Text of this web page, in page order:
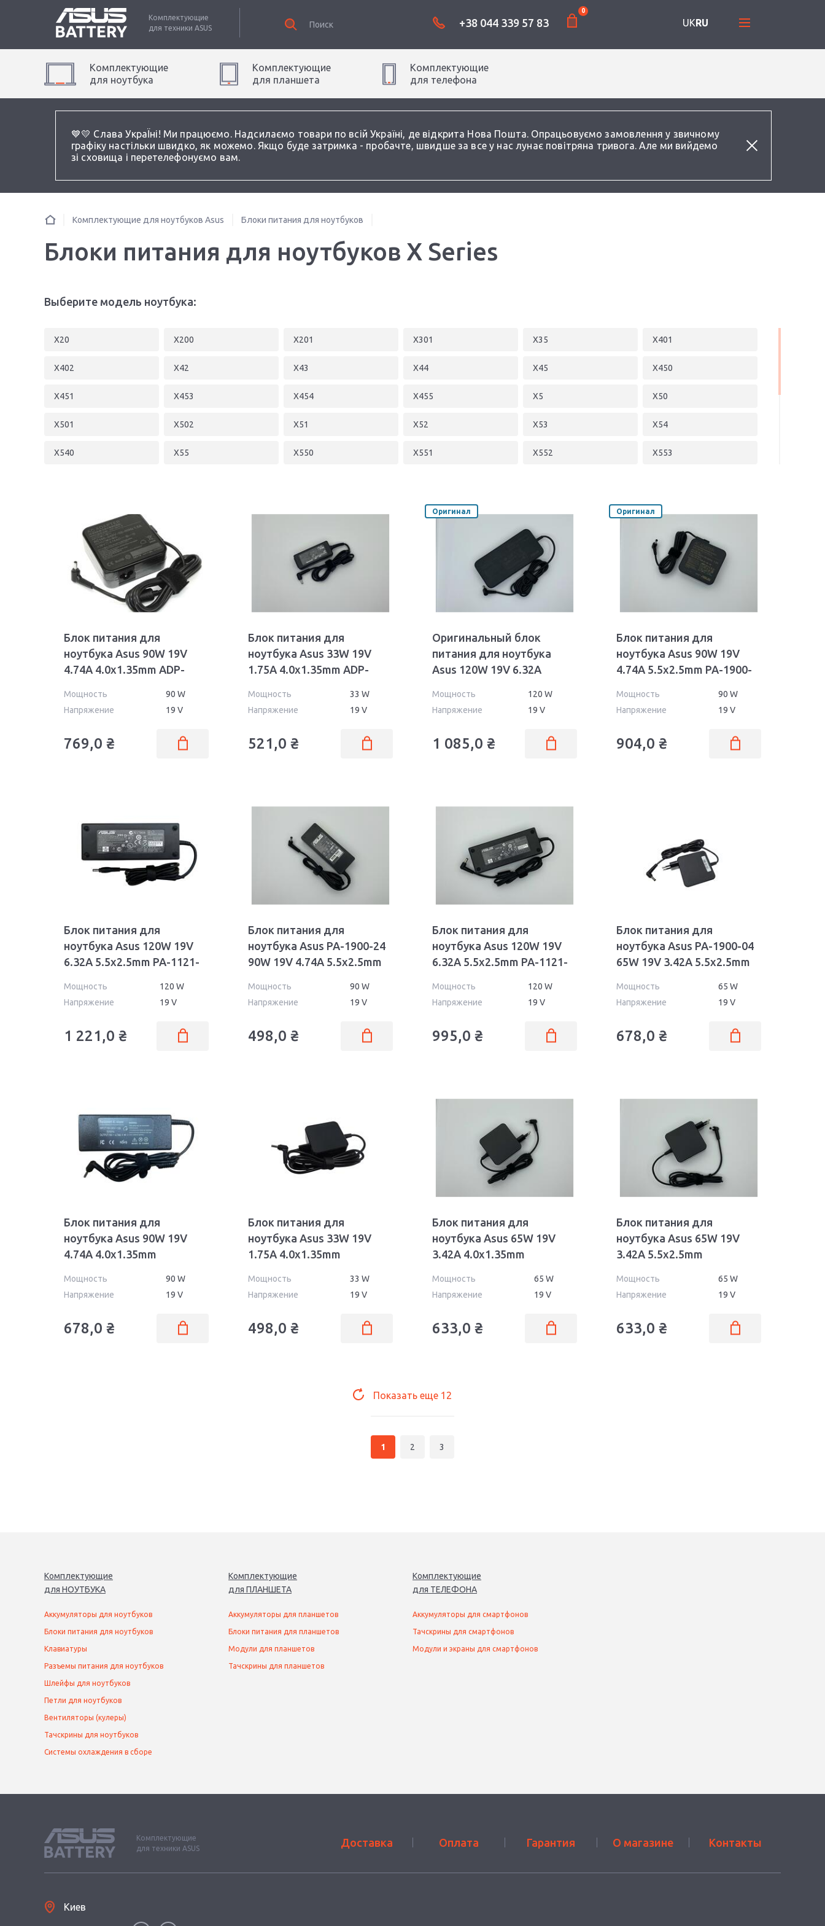
💙💛 Слава УкраЇні! Ми працюємо. Надсилаємо товари по всій Україні, де відкрита Нова Пошта. Опрацьовуємо замовлення у звичному
графіку настільки швидко, як можемо. Якщо буде затримка - пробачте, швидше за все у нас лунає повітряна тривога. Але ми вийдемо
зі сховища і перетелефонуємо вам.
Комплектующие
для техники ASUS +38 044 339 57 83
0
UKRU
Комплектующие
для ноутбука
Комплектующие
для планшета
Комплектующие
для телефона
Комплектующие для ноутбуков Asus Блоки питания для ноутбуков
Блоки питания для ноутбуков X Series
Выберите модель ноутбука:
X20 X200 X201 X301 X35 X401
X402 X42 X43 X44 X45 X450
X451 X453 X454 X455 X5 X50
X501 X502 X51 X52 X53 X54
X540 X55 X550 X551 X552 X553
X64 X7
X75 X750
X751 X756 X77 X80 X82
X84 X93
Блок питания для
ноутбука Asus 90W 19V
4.74A 4.0x1.35mm ADP-
Мощность
90 W
Напряжение
19 V
769,0 ₴
Блок питания для
ноутбука Asus 33W 19V
1.75A 4.0x1.35mm ADP-
Мощность
33 W
Напряжение
19 V
521,0 ₴
Оригинал
Оригинальный блок
питания для ноутбука
Asus 120W 19V 6.32A
Мощность
120 W
Напряжение
19 V
1 085,0 ₴
Оригинал
Блок питания для
ноутбука Asus 90W 19V
4.74A 5.5x2.5mm PA-1900-
Мощность
90 W
Напряжение
19 V
904,0 ₴
Блок питания для
ноутбука Asus 120W 19V
6.32A 5.5x2.5mm PA-1121-
Мощность
120 W
Напряжение
19 V
1 221,0 ₴
Блок питания для
ноутбука Asus PA-1900-24
90W 19V 4.74A 5.5x2.5mm
Мощность
90 W
Напряжение
19 V
498,0 ₴
Блок питания для
ноутбука Asus 120W 19V
6.32A 5.5x2.5mm PA-1121-
Мощность
120 W
Напряжение
19 V
995,0 ₴
Блок питания для
ноутбука Asus PA-1900-04
65W 19V 3.42A 5.5x2.5mm
Мощность
65 W
Напряжение
19 V
678,0 ₴
Блок питания для
ноутбука Asus 90W 19V
4.74A 4.0x1.35mm
Мощность
90 W
Напряжение
19 V
678,0 ₴
Блок питания для
ноутбука Asus 33W 19V
1.75A 4.0x1.35mm
Мощность
33 W
Напряжение
19 V
498,0 ₴
Блок питания для
ноутбука Asus 65W 19V
3.42A 4.0x1.35mm
Мощность
65 W
Напряжение
19 V
633,0 ₴
Блок питания для
ноутбука Asus 65W 19V
3.42A 5.5x2.5mm
Мощность
65 W
Напряжение
19 V
633,0 ₴
Показать еще 12
1 2 3
Комплектующие
для НОУТБУКА
Аккумуляторы для ноутбуков
Блоки питания для ноутбуков
Клавиатуры
Разъемы питания для ноутбуков
Шлейфы для ноутбуков
Петли для ноутбуков
Вентиляторы (кулеры)
Тачскрины для ноутбуков
Системы охлаждения в сборе
Комплектующие
для ПЛАНШЕТА
Аккумуляторы для планшетов
Блоки питания для планшетов
Модули для планшетов
Тачскрины для планшетов
Комплектующие
для ТЕЛЕФОНА
Аккумуляторы для смартфонов
Тачскрины для смартфонов
Модули и экраны для смартфонов
Комплектующие
для техники ASUS
Доставка Оплата Гарантия О магазине Контакты
Киев